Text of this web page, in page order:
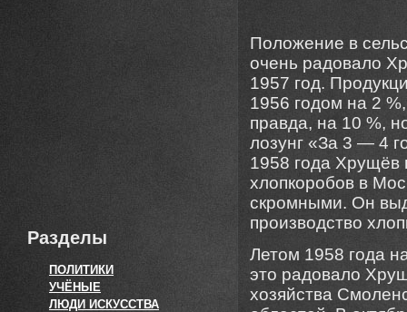
Разделы
ПОЛИТИКИ
УЧЁНЫЕ
ЛЮДИ ИСКУССТВА
Положение в
очень радовало
1957 год.
1956 годом на 2
правда, на 10 %,
лозунг «За 3 — 4
1958 года Хрущёв
хлопкоробов в
скромными. Он
производство
Летом 1958 года
это радовало
хозяйства